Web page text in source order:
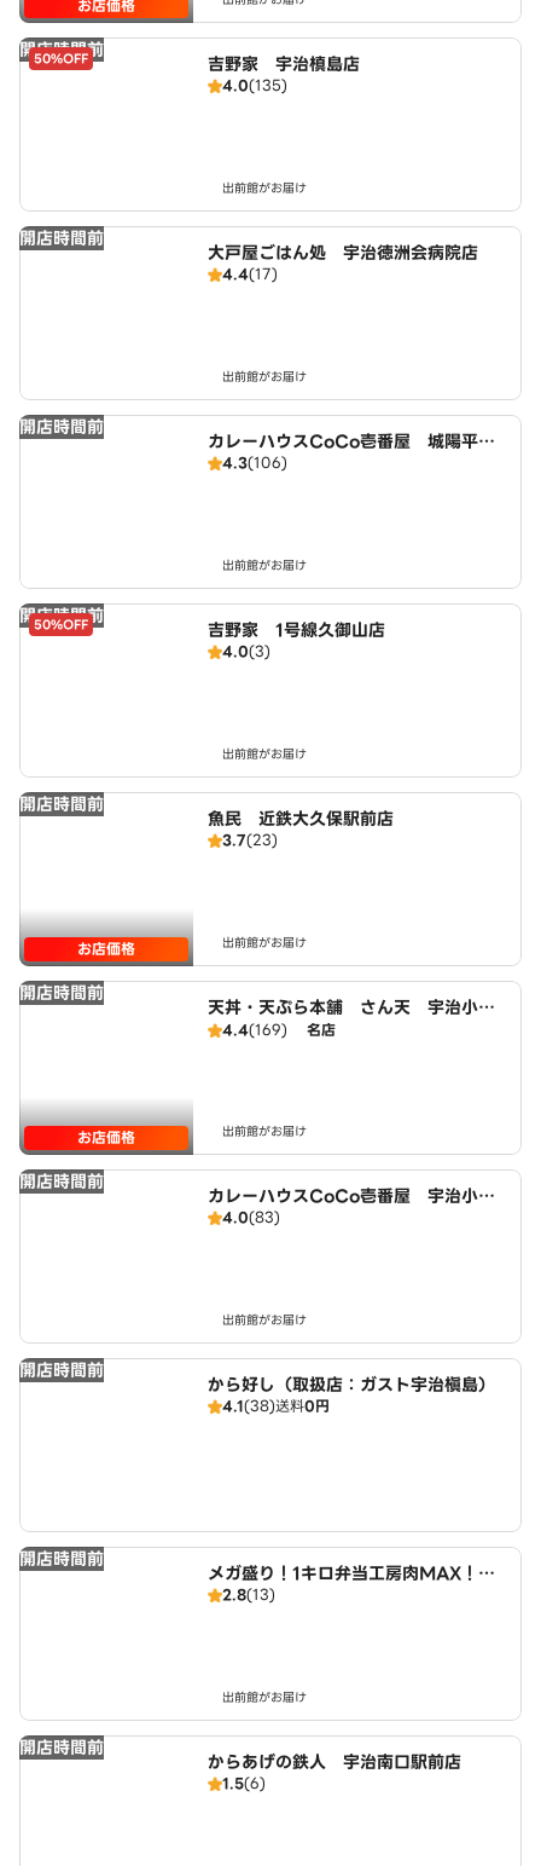
お店価格
開店時間前
50%OFF 吉野家 宇治槙島店
4.0(135)
出前館がお届け
開店時間前
大戸屋ごはん処 宇治徳洲会病院店
4.4(17)
出前館がお届け
開店時間前
カレーハウスCoCo壱番屋 城陽平川
店（SD）
4.3(106)
出前館がお届け
開店時間前
50%OFF 吉野家 1号線久御山店
4.0(3)
出前館がお届け
開店時間前
お店価格
魚民 近鉄大久保駅前店
3.7(23)
出前館がお届け
開店時間前
お店価格
天丼・天ぷら本舗 さん天 宇治小倉
店4.4(169) 名店
出前館がお届け
開店時間前
カレーハウスCoCo壱番屋 宇治小倉
店（SD）
4.0(83)
出前館がお届け
開店時間前
から好し（取扱店：ガスト宇治槇島）
4.1(38)送料0円
開店時間前
メガ盛り！1キロ弁当工房肉MAX！大
盛りからあげお弁当 宇治小倉店
2.8(13)
出前館がお届け
開店時間前
からあげの鉄人 宇治南口駅前店
1.5(6)